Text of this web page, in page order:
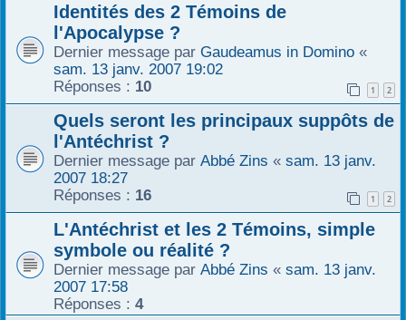
Identités des 2 Témoins de
l'Apocalypse ?
Dernier message par Gaudeamus in Domino «
sam. 13 janv. 2007 19:02
Réponses : 10 1 2
Quels seront les principaux suppôts de
l'Antéchrist ?
Dernier message par Abbé Zins « sam. 13 janv.
2007 18:27
Réponses : 16 1 2
L'Antéchrist et les 2 Témoins, simple
symbole ou réalité ?
Dernier message par Abbé Zins « sam. 13 janv.
2007 17:58
Réponses : 4